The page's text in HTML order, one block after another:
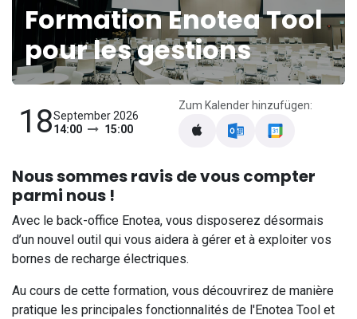
Formation Enotea Tool
pour les gestions
18September 2026
14:00
15:00
Zum Kalender hinzufügen:
Nous sommes ravis de vous compter
parmi nous !
Avec le back-office Enotea, vous disposerez désormais
d’un nouvel outil qui vous aidera à gérer et à exploiter vos
bornes de recharge électriques.
Au cours de cette formation, vous découvrirez de manière
pratique les principales fonctionnalités de l'Enotea Tool et